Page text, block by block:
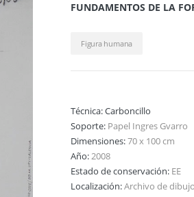
FUNDAMENTOS DE LA
Figura humana
Técnica:Carboncillo
Soporte: Papel Ingres Gvarro
Dimensiones:70 x 100 cm
Año:2008
Estado de conservación: EE
Localización:Archivo de